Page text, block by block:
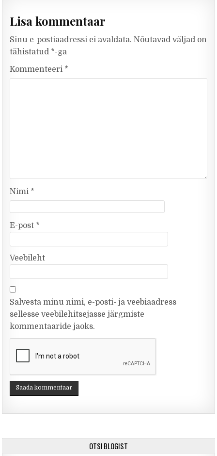
Lisa kommentaar
Sinu e-postiaadressi ei avaldata. Nõutavad väljad on
tähistatud *-ga
Kommenteeri *
Nimi *
E-post *
Veebileht
Salvesta minu nimi, e-posti- ja veebiaadress
sellesse veebilehitsejasse järgmiste
kommentaaride jaoks.
OTSI BLOGIST